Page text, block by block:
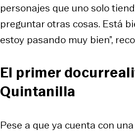
personajes que uno solo
preguntar otras cosas. Está
estoy pasando muy bien”,
El primer
Quintanilla
Pese a que ya cuenta con